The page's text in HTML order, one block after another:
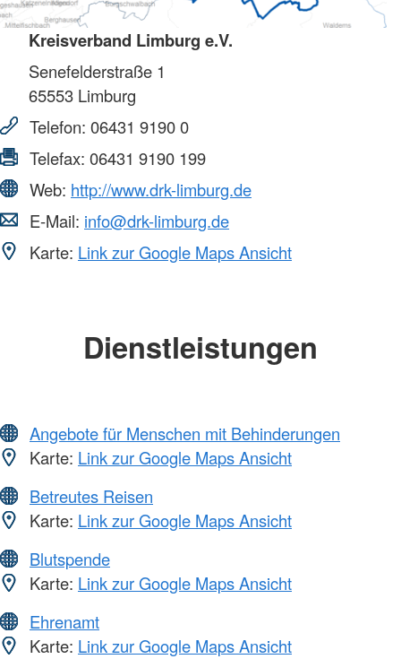
Kreisverband Limburg e.V.
Senefelderstraße 1
65553 Limburg
Telefon: 06431 9190 0
Telefax: 06431 9190 199
Web: http://www.drk-limburg.de
E-Mail: info@drk-limburg.de
Karte: Link zur Google Maps Ansicht
Dienstleistungen
Angebote für Menschen mit Behinderungen
Karte: Link zur Google Maps Ansicht
Betreutes Reisen
Karte: Link zur Google Maps Ansicht
Blutspende
Karte: Link zur Google Maps Ansicht
Ehrenamt
Karte: Link zur Google Maps Ansicht